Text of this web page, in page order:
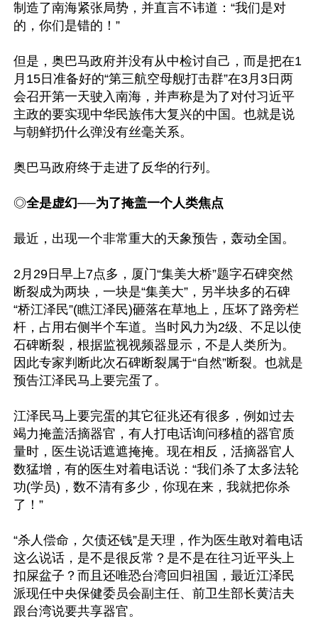
制造了南海紧张局势，并直言不讳道：“我们是对
的，你们是错的！”
但是，奥巴马政府并没有从中检讨自己，而是把在1
月15日准备好的“第三航空母舰打击群”在3月3日两
会召开第一天驶入南海，并声称是为了对付习近平
主政的要实现中华民族伟大复兴的中国。也就是说
与朝鲜扔什么弹没有丝毫关系。
奥巴马政府终于走进了反华的行列。
◎全是虚幻──为了掩盖一个人类焦点
最近，出现一个非常重大的天象预告，轰动全国。
2月29日早上7点多，厦门“集美大桥”题字石碑突然
断裂成为两块，一块是“集美大”，另半块多的石碑
“桥江泽民”(瞧江泽民)砸落在草地上，压坏了路旁栏
杆，占用右侧半个车道。当时风力为2级、不足以使
石碑断裂，根据监视视频器显示，不是人类所为。
因此专家判断此次石碑断裂属于“自然”断裂。也就是
预告江泽民马上要完蛋了。
江泽民马上要完蛋的其它征兆还有很多，例如过去
竭力掩盖活摘器官，有人打电话询问移植的器官质
量时，医生说话遮遮掩掩。现在相反，活摘器官人
数猛增，有的医生对着电话说：“我们杀了太多法轮
功(学员)，数不清有多少，你现在来，我就把你杀
了！”
“杀人偿命，欠债还钱”是天理，作为医生敢对着电话
这么说话，是不是很反常？是不是在往习近平头上
扣屎盆子？而且还唯恐台湾回归祖国，最近江泽民
派现任中央保健委员会副主任、前卫生部长黄洁夫
跟台湾说要共享器官。